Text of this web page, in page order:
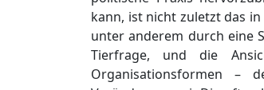
kann, ist nicht zuletzt das
unter anderem durch eine
Tierfrage, und die
Organisationsformen –